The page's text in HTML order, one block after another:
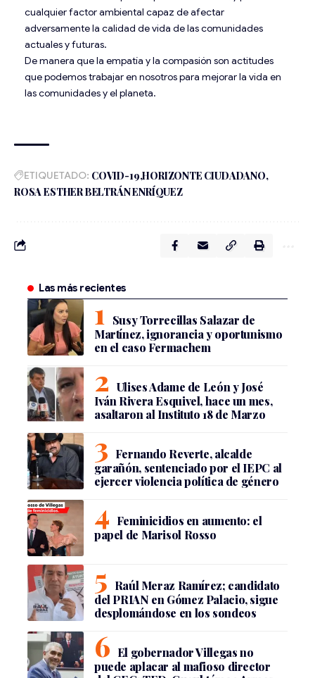
cualquier factor ambiental capaz de afectar
adversamente la calidad de vida de las comunidades
actuales y futuras.
De manera que la empatía y la compasión son actitudes
que podemos trabajar en nosotros para mejorar la vida en
las comunidades y el planeta.
ETIQUETADO: COVID-19 HORIZONTE CIUDADANO
ROSA ESTHER BELTRÁN ENRÍQUEZ
Las más recientes
Susy Torrecillas Salazar de
Martínez, ignorancia y oportunismo
en el caso Fermachem
Ulises Adame de León y José
Iván Rivera Esquivel, hace un mes,
asaltaron al Instituto 18 de Marzo
Fernando Reverte, alcalde
garañón, sentenciado por el IEPC al
ejercer violencia política de género
Feminicidios en aumento: el
papel de Marisol Rosso
Raúl Meraz Ramírez; candidato
del PRIAN en Gómez Palacio, sigue
desplomándose en los sondeos
El gobernador Villegas no
puede aplacar al mafioso director